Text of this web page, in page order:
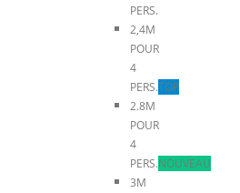
PERS.
2,4M
POUR
4
PERS.TOP
2.8M
POUR
4
PERS.NOUVEAU
3M